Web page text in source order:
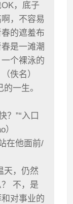
，底子
，不容易
的遮羞布
是一滩潮
个裸泳的
佚名）
一生。
？”“入口
在他面前/
天，仍然
不，是
对事业的